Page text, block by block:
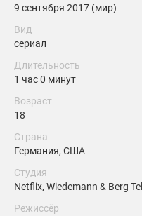
9 сентября 2017 (мир)
Вид
сериал
Длительность
1 час 0 минут
Возраст
18
Страна
Германия, США
Студия
Netflix, Wiedemann & Berg
Режиссёр